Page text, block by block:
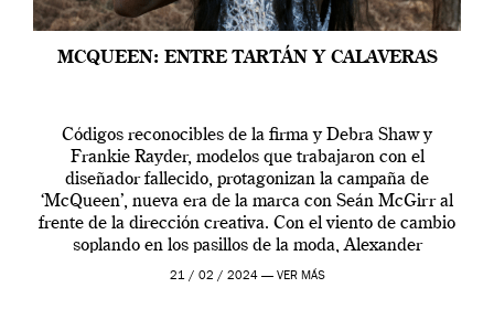
MCQUEEN: ENTRE TARTÁN Y CALAVERAS
Códigos reconocibles de la firma y Debra Shaw y
Frankie Rayder, modelos que trabajaron con el
diseñador fallecido, protagonizan la campaña de
‘McQueen’, nueva era de la marca con Seán McGirr al
frente de la dirección creativa. Con el viento de cambio
soplando en los pasillos de la moda, Alexander
McQueen se prepara para una […]
21 / 02 / 2024 — VER MÁS